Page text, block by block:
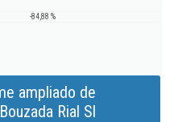
-84,88 %
ampliado de
Rial Sl